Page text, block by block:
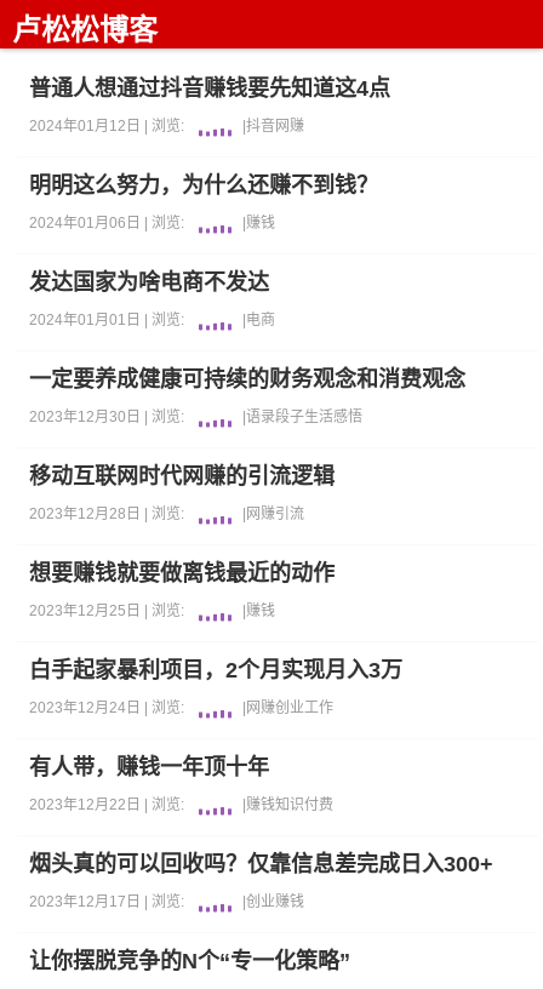
卢松松博客
普通人想通过抖音赚钱要先知道这4点
2024年01月12日 | 浏览: |抖音网赚
明明这么努力，为什么还赚不到钱？
2024年01月06日 | 浏览: 赚钱
发达国家为啥电商不发达
2024年01月01日 | 浏览: 电商
一定要养成健康可持续的财务观念和消费观念
2023年12月30日 | 浏览: |语录段子生活感悟
移动互联网时代网赚的引流逻辑
2023年12月28日 | 浏览: 网赚引流
想要赚钱就要做离钱最近的动作
2023年12月25日 | 浏览: 赚钱
白手起家暴利项目，2个月实现月入3万
2023年12月24日 | 浏览: 网赚创业工作
有人带，赚钱一年顶十年
2023年12月22日 | 浏览: 赚钱知识付费
烟头真的可以回收吗？仅靠信息差完成日入300+
2023年12月17日 | 浏览: |创业赚钱
让你摆脱竞争的N个“专一化策略”